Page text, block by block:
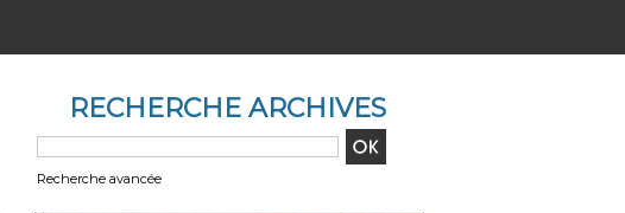
RECHERCHE ARCHIVES
Recherche avancée